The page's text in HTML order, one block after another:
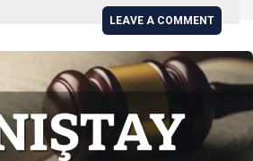
LEAVE A COMMENT